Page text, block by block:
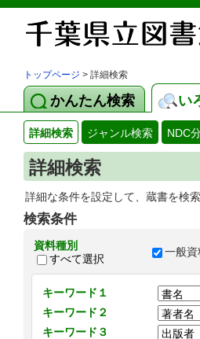
トップページ > 詳細検索
かんたん検索 い
詳細検索 ジャンル検索 NDC
詳細検索
詳細な条件を設定して、蔵書を検
検索条件
資料種別
すべて選択
一般資
キーワード１
キーワード２
キーワード３